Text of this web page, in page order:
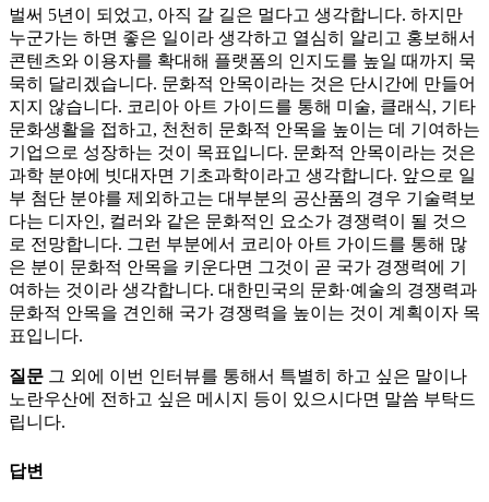
벌써 5년이 되었고, 아직 갈 길은 멀다고 생각합니다. 하지만
누군가는 하면 좋은 일이라 생각하고 열심히 알리고 홍보해서
콘텐츠와 이용자를 확대해 플랫폼의 인지도를 높일 때까지 묵
묵히 달리겠습니다. 문화적 안목이라는 것은 단시간에 만들어
지지 않습니다. 코리아 아트 가이드를 통해 미술, 클래식, 기타
문화생활을 접하고, 천천히 문화적 안목을 높이는 데 기여하는
기업으로 성장하는 것이 목표입니다. 문화적 안목이라는 것은
과학 분야에 빗대자면 기초과학이라고 생각합니다. 앞으로 일
부 첨단 분야를 제외하고는 대부분의 공산품의 경우 기술력보
다는 디자인, 컬러와 같은 문화적인 요소가 경쟁력이 될 것으
로 전망합니다. 그런 부분에서 코리아 아트 가이드를 통해 많
은 분이 문화적 안목을 키운다면 그것이 곧 국가 경쟁력에 기
여하는 것이라 생각합니다. 대한민국의 문화·예술의 경쟁력과
문화적 안목을 견인해 국가 경쟁력을 높이는 것이 계획이자 목
표입니다.
질문 그 외에 이번 인터뷰를 통해서 특별히 하고 싶은 말이나
노란우산에 전하고 싶은 메시지 등이 있으시다면 말씀 부탁드
립니다.
답변